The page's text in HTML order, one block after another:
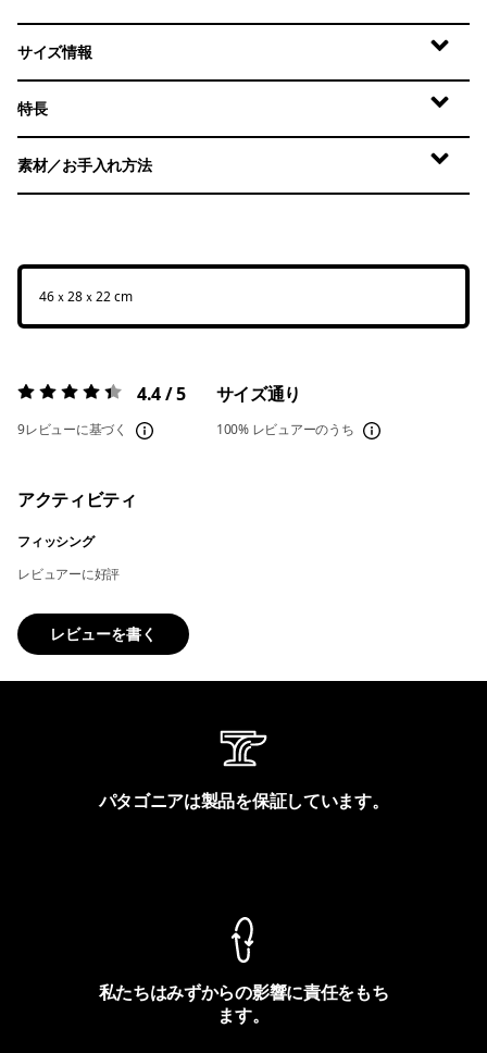
サイズ情報
特長
素材／お手入れ方法
46ｘ28ｘ22 cm
評価:4.4 / 5 4.4 / 5
9レビューに基づく
サイズ通り
100% レビュアーのうち
アクティビティ
フィッシング
レビュアーに好評
レビューを書く
パタゴニアは製品を保証しています。
私たちはみずからの影響に責任をもち
ます。